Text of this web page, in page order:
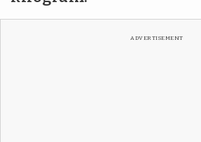
ADVERTISEMENT